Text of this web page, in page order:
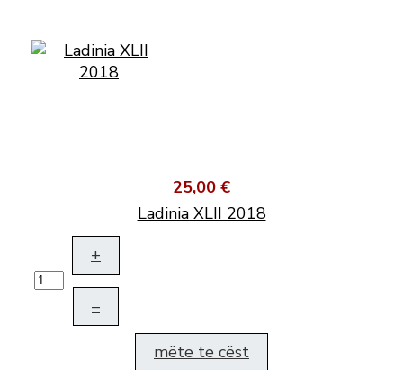
25,00 €
Ladinia XLII 2018
+
–
mëte te cëst